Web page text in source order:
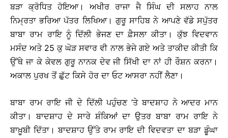
ਬੜਾ ਕ੍ਰੋਧਿਤ ਹੋਇਆ। ਅਖੀਰ ਰਾਜਾ ਜੈ ਸਿੰਘ ਦੀ ਸਲਾਹ ਨਾਲ
ਨਿਮ੍ਰਤਾ ਭਰਿਆ ਪੱਤਰ ਲਿਖਿਆ। ਗੁਰੂ ਸਾਹਿਬ ਨੇ ਆਪਣੇ ਵੱਡੇ ਸਪੁੱਤਰ
ਬਾਬਾ ਰਾਮ ਰਾਇ ਨੂੰ ਦਿੱਲੀ ਭੇਜਣ ਦਾ ਫ਼ੈਸਲਾ ਕੀਤਾ। ਕੁੱਝ ਵਿਦਵਾਨ
ਮਸੰਦ ਅਤੇ 25 ਕੁ ਘੋੜ ਸਵਾਰ ਵੀ ਨਾਲ ਭੇਜੇ ਗਏ ਅਤੇ ਤਾਕੀਦ ਕੀਤੀ ਕਿ
ਉੱਥੇ ਜਾ ਕੇ ਕੇਵਲ ਗੁਰੂ ਨਾਨਕ ਦੇਵ ਜੀ ਸਿੱਖੀ ਦਾ ਨਾਂ ਹੀ ਰੌਸ਼ਨ ਕਰਨਾ।
ਅਕਾਲ ਪੁਰਖ ਤੋਂ ਛੁੱਟ ਕਿਸੇ ਹੋਰ ਦਾ ਓਟ ਆਸਰਾ ਨਹੀਂ ਲੈਣਾ।
ਬਾਬਾ ਰਾਮ ਰਾਇ ਜੀ ਦੇ ਦਿੱਲੀ ਪਹੁੰਚਣ ’ਤੇ ਬਾਦਸ਼ਾਹ ਨੇ ਆਦਰ ਮਾਨ
ਕੀਤਾ। ਬਾਦਸ਼ਾਹ ਦੇ ਸਾਰੇ ਸ਼ੰਕਿਆਂ ਦਾ ਉਤਰ ਬਾਬਾ ਰਾਮ ਰਾਇ ਨੇ
ਬਾਖ਼ੂਬੀ ਦਿੱਤਾ। ਬਾਦਸ਼ਾਹ ਉੱਤੇ ਰਾਮ ਰਾਇ ਦੀ ਵਿਦਵਤਾ ਦਾ ਬੜਾ ਡੂੰਘਾ